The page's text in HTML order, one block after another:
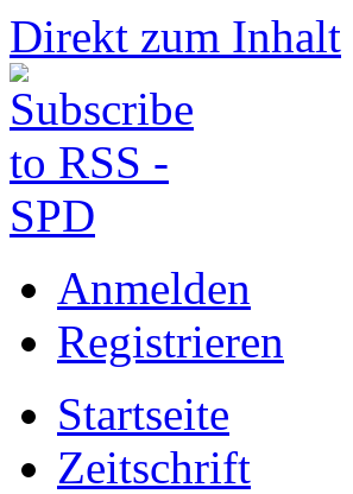
Direkt zum Inhalt
Anmelden
Registrieren
Startseite
Zeitschrift